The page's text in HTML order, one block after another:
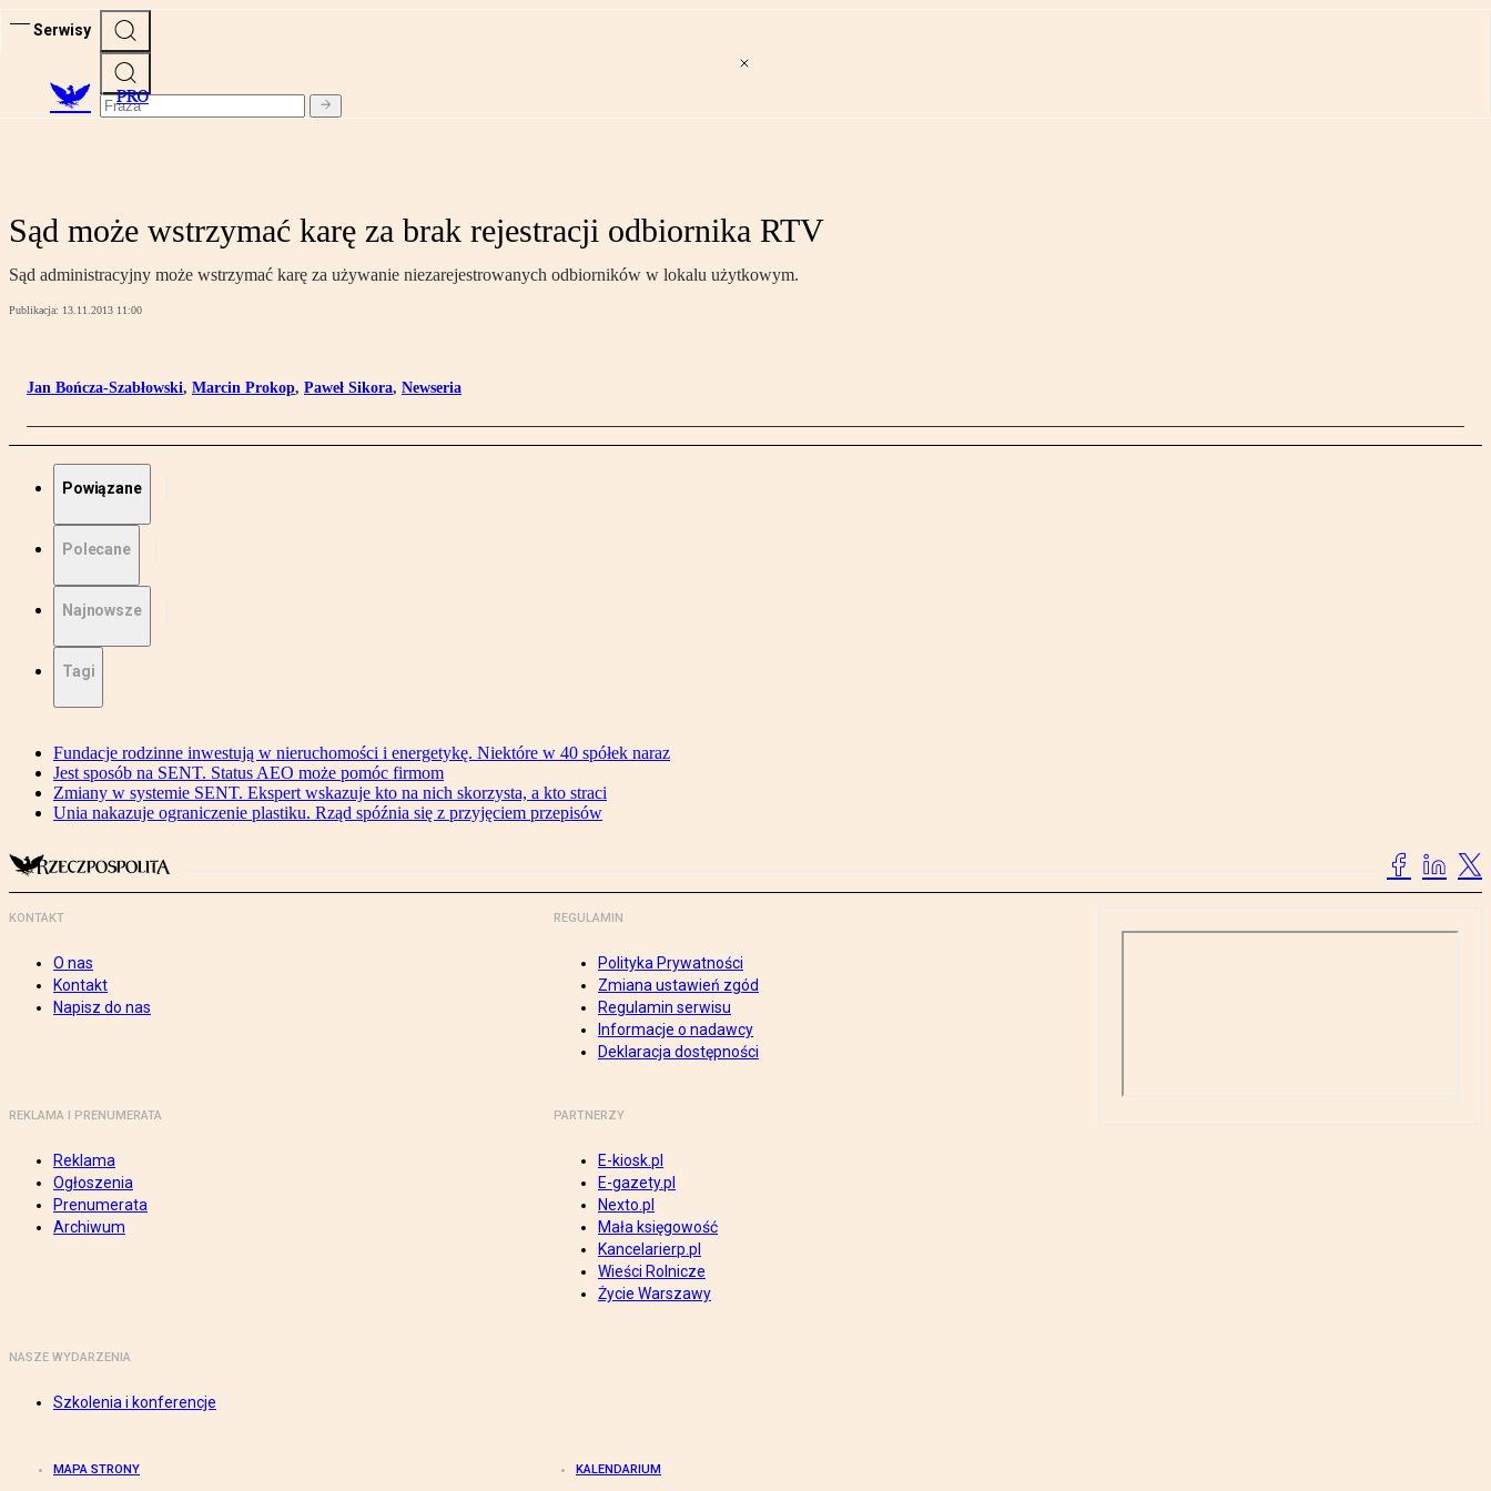
Serwisy
PRO
Sąd może wstrzymać karę za brak rejestracji odbiornika RTV
Sąd administracyjny może wstrzymać karę za używanie niezarejestrowanych odbiorników w lokalu użytkowym.
Publikacja: 13.11.2013 11:00
Jan Bończa-Szabłowski, Marcin Prokop, Paweł Sikora, Newseria
Powiązane
Polecane
Najnowsze
Tagi
Fundacje rodzinne inwestują w nieruchomości i energetykę. Niektóre w 40 spółek naraz
Jest sposób na SENT. Status AEO może pomóc firmom
Zmiany w systemie SENT. Ekspert wskazuje kto na nich skorzysta, a kto straci
Unia nakazuje ograniczenie plastiku. Rząd spóźnia się z przyjęciem przepisów
KONTAKT
O nas
Kontakt
Napisz do nas
REGULAMIN
Polityka Prywatności
Zmiana ustawień zgód
Regulamin serwisu
Informacje o nadawcy
Deklaracja dostępności
REKLAMA I PRENUMERATA
Reklama
Ogłoszenia
Prenumerata
Archiwum
PARTNERZY
E-kiosk.pl
E-gazety.pl
Nexto.pl
Mała księgowość
Kancelarierp.pl
Wieści Rolnicze
Życie Warszawy
NASZE WYDARZENIA
Szkolenia i konferencje
MAPA STRONY KALENDARIUM